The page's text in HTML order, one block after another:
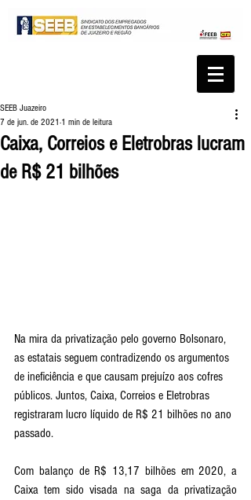
Caixa, Correios e Eletrobras lucram
de R$ 21 bilhões
SEEB Juazeiro
7 de jun. de 2021 1 min de leitura
Na mira da privatização pelo governo Bolsonaro,
as estatais seguem contradizendo os argumentos
de ineficiência e que causam prejuízo aos cofres
públicos. Juntos, Caixa, Correios e Eletrobras
registraram lucro líquido de R$ 21 bilhões no ano
passado.
Com balanço de R$ 13,17 bilhões em 2020, a
Caixa tem sido visada na saga da privatização